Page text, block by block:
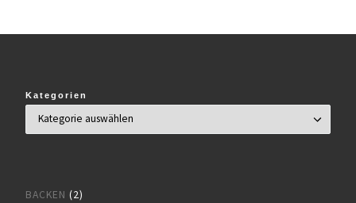
Kategorien
BACKEN (2)